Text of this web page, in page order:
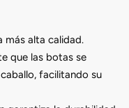
más alta calidad.
que las botas se
facilitando su